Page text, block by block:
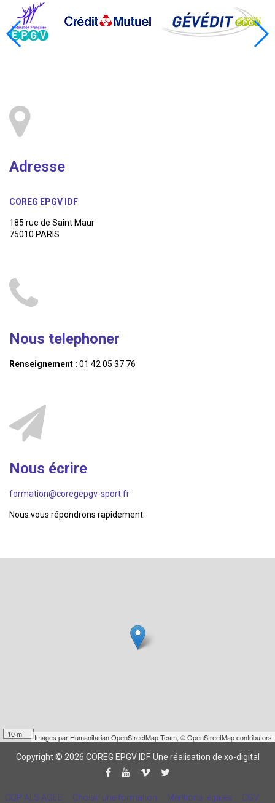
Adresse
COREG EPGV IDF
185 rue de Saint Maur
75010 PARIS
Nous telephoner
Renseignement : 01 42 05 37 76
Nous écrire
formation@coregepgv-sport.fr
Nous vous répondrons rapidement.
10 m Images par Humanitarian OpenStreetMap Team, © OpenStreetMap contributors
Copyright © 2026 COREG EPGV IDF. Une réalisation de xo-digital
CQP ALS AGEE Choisir une formation Mentions légales CGV